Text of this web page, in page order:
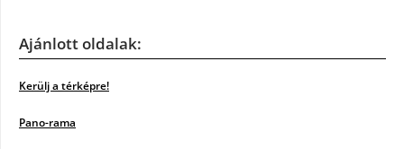
Ajánlott oldalak:
Kerülj a térképre!
Pano-rama